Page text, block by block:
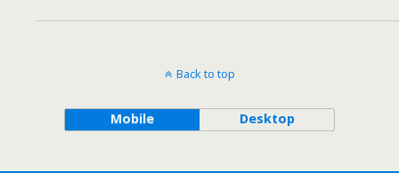
Back to top
Mobile Desktop